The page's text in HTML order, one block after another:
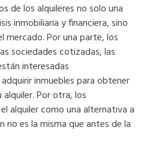
de los alquileres no solo una
inmobiliaria y financiera, sino
mercado. Por una parte, los
sociedades cotizadas, las
interesadas
inmuebles para obtener
Por otra, los
alquiler como una alternativa a
no es la misma que antes de la